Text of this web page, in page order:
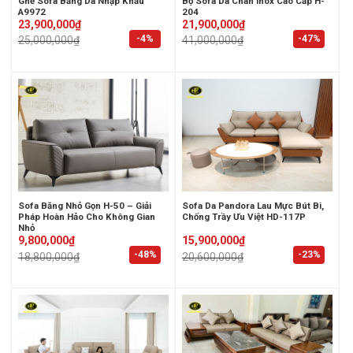
-4%
A9972
25,000,000₫
Original
price
was:
23,900,000₫
Current
price
is:
-47%
204
41,000,000₫
Original
price
was:
21,900,000₫
Current
price
is:
-48%
Sofa Băng Nhỏ Gọn H-50 – Giải
Pháp Hoàn Hảo Cho Không Gian
Nhỏ
18,800,000₫
Original
price
was:
9,800,000₫
Current
price
is:
-23%
Sofa Da Pandora Lau Mực Bút Bi,
Chống Trầy Ưu Việt HD-117P
20,600,000₫
Original
price
was:
15,900,000₫
Current
price
is: